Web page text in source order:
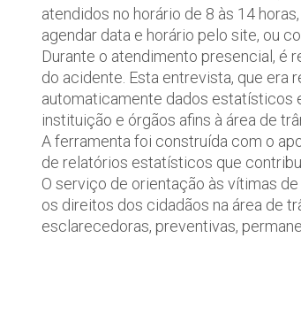
atendidos no horário de 8 às 14
agendar data e horário pelo site, ou
Durante o atendimento presencial, é
do acidente. Esta entrevista, que era
automaticamente dados estatísticos
instituição e órgãos afins à área de
A ferramenta foi construída com o
de relatórios estatísticos que
O serviço de orientação às vítimas
os direitos dos cidadãos na área de
esclarecedoras, preventivas,